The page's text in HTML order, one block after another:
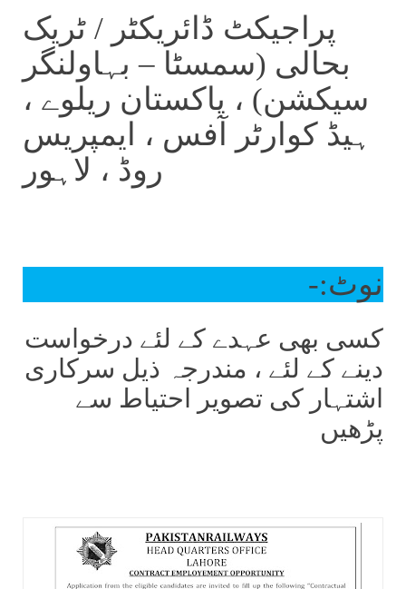
پراجیکٹ ڈائریکٹر / ٹریک
بحالی (سمسٹا – بہاولنگر
سیکشن) ، پاکستان ریلوے ،
ہیڈ کوارٹر آفس ، ایمپریس
روڈ ، لاہور
نوٹ:-
کسی بھی عہدے کے لئے درخواست
دینے کے لئے ، مندرجہ ذیل سرکاری
اشتہار کی تصویر احتیاط سے
پڑھیں